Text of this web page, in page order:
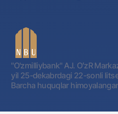
"O'zmilliybank" AJ. OʻzR
yil 25-dekabrdagi 22-sonli
Barcha huquqlar